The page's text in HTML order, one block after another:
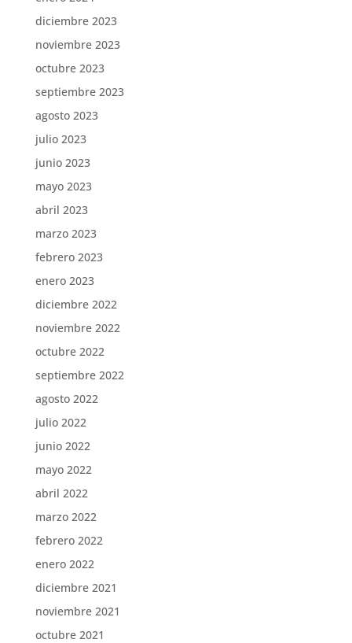
diciembre 2023
noviembre 2023
octubre 2023
septiembre 2023
agosto 2023
julio 2023
junio 2023
mayo 2023
abril 2023
marzo 2023
febrero 2023
enero 2023
diciembre 2022
noviembre 2022
octubre 2022
septiembre 2022
agosto 2022
julio 2022
junio 2022
mayo 2022
abril 2022
marzo 2022
febrero 2022
enero 2022
diciembre 2021
noviembre 2021
octubre 2021